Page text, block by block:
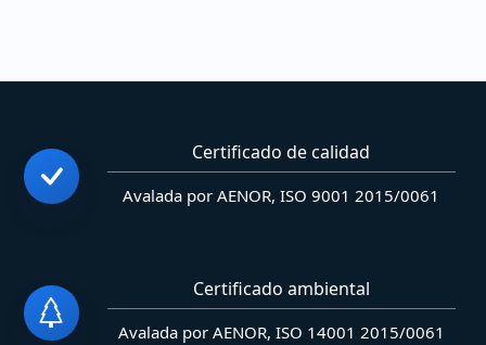
Certificado de calidad
Avalada por AENOR, ISO 9001 2015/0061
Certificado ambiental
Avalada por AENOR, ISO 14001 2015/0061